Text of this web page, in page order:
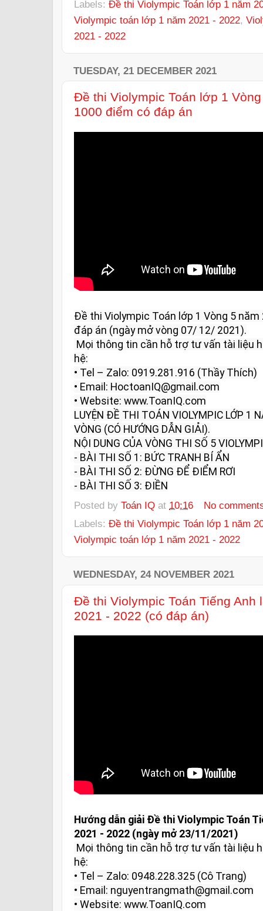
Labels: Đề thi Violympic Toán lớp 1 năm
Violympic toán lớp 1 năm 2021 - 2022,
2021 - 2022
TUESDAY, 21 DECEMBER 2021
Đề thi Violympic Toán lớp 1
1000 điểm có đáp án
Đề thi Violympic Toán lớp 1 Vòng 5
đáp án (ngày mở vòng 07/ 12/ 2021).
hệ:
• Tel – Zalo: 0919.281.916 (Thầy Thích)
• Email: HoctoanIQ@gmail.com
• Website: www.ToanIQ.com
LUYỆN ĐỀ THI TOÁN VIOLYMPIC LỚP 1
VÒNG (CÓ HƯỚNG DẪN GIẢI).
NỘI DUNG CỦA VÒNG THI SỐ 5
- BÀI THI SỐ 1: BỨC TRANH BÍ ẨN
- BÀI THI SỐ 2: ĐỪNG ĐỂ ĐIỂM RƠI
- BÀI THI SỐ 3: ĐIỀN
Posted by Toán IQ at 10:16
No
Labels: Đề thi Violympic Toán lớp 1 năm
Violympic toán lớp 1 năm 2021 - 2022
WEDNESDAY, 24 NOVEMBER 2021
Đề thi Violympic Toán Tiếng Anh
2021 - 2022 (có đáp án)
Hướng dẫn giải Đề thi Violympic Toán
2021 - 2022 (ngày mở 23/11/2021)
hệ:
• Tel – Zalo: 0948.228.325 (Cô Trang)
• Email: nguyentrangmath@gmail.com
• Website: www.ToanIQ.com